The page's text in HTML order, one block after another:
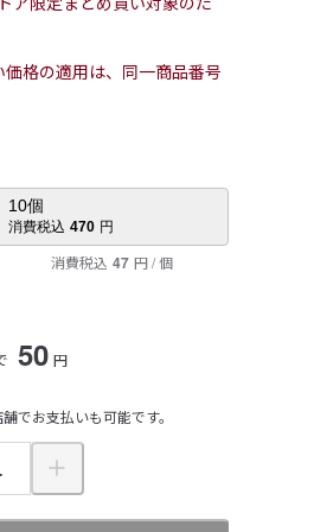
格の適用は、同一商品番号
10個
消費税込 470 円
消費税込 47 円/ 個
50 円
でお支払いも可能です。